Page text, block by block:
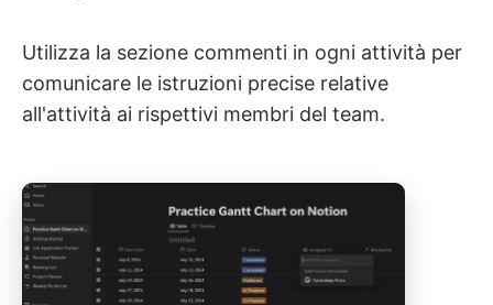
Utilizza la sezione commenti in ogni attività per
comunicare le istruzioni precise relative
all'attività ai rispettivi membri del team.